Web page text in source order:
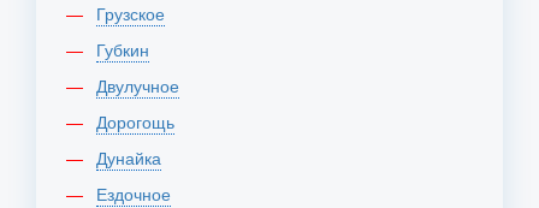
Грузское
Губкин
Двулучное
Дорогощь
Дунайка
Ездочное